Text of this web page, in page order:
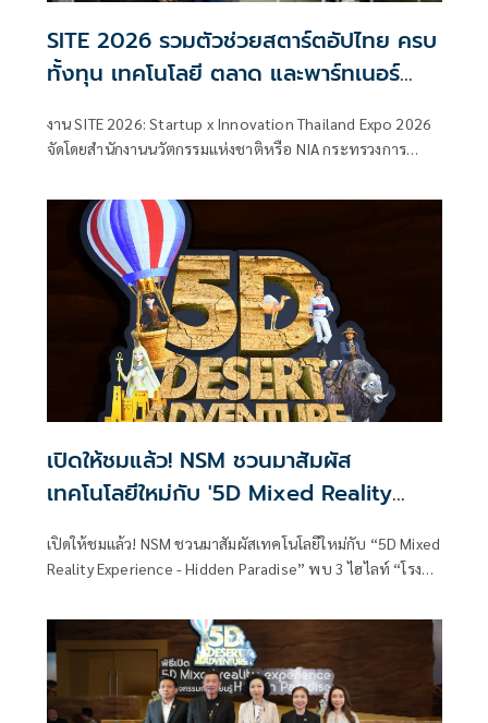
SITE 2026 รวมตัวช่วยสตาร์ตอัปไทย ครบ
ทั้งทุน เทคโนโลยี ตลาด และพาร์ทเนอร์
ต่อยอดนวัตกรรมไทยสู่ธุรกิจจริง
งาน SITE 2026: Startup x Innovation Thailand Expo 2026
จัดโดยสำนักงานนวัตกรรมแห่งชาติหรือ NIA กระทรวงการ
สำคัญสำหรับสตาร์ตอัป ผู้ประกอบการฐานนวัตกรรม และ
ธุรกิจเทคโนโลยีไทย ที่ต้องการหาโอกาสใหม่ในการเติบโต
เปิดให้ชมแล้ว! NSM ชวนมาสัมผัส
เทคโนโลยีใหม่กับ '5D Mixed Reality
พิพิธภัณฑ์พระรามเก้า อพวช.คลอง 5
เปิดให้ชมแล้ว! NSM ชวนมาสัมผัสเทคโนโลยีใหม่กับ “5D Mixed
Reality Experience - Hidden Paradise” พบ 3 ไฮไลท์ “โรง
Hidden Paradise : ธรรมชาติสร้างสรรค์ สวรรค์บนดิน” ที่
พิพิธภัณฑ์พระรามเก้า อพวช.คลอง 5 ปทุมธานี